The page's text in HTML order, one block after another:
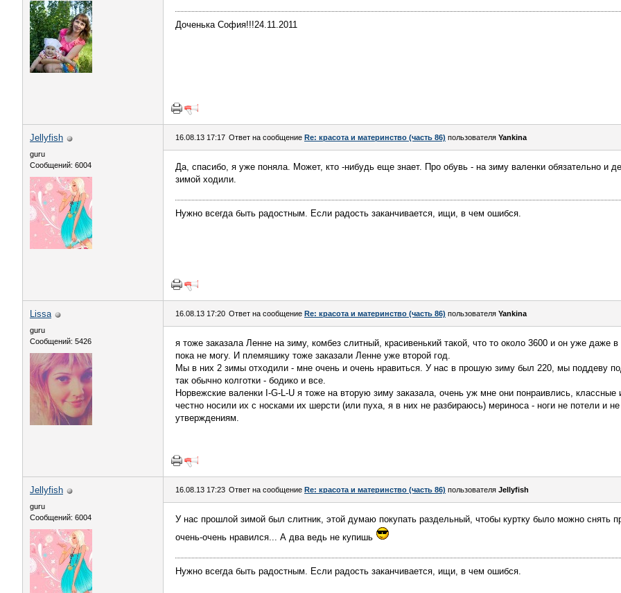
Доченька София!!!24.11.2011
Jellyfish
guru
Сообщений: 6004
16.08.13 17:17 Ответ на сообщение Re: красота и материнство (часть 86) пользователя Yankina
Да, спасибо, я уже поняла. Может, кто -нибудь еще знает. Про обувь - на зиму валенки обязательно и
зимой ходили.
Нужно всегда быть радостным. Если радость заканчивается, ищи, в чем ошибся.
Lissa
guru
Сообщений: 5426
16.08.13 17:20 Ответ на сообщение Re: красота и материнство (часть 86) пользователя Yankina
я тоже заказала Ленне на зиму, комбез слитный, красивенький такой, что то около 3600 и он уже даже
пока не могу. И племяшику тоже заказали Ленне уже второй год.
Мы в них 2 зимы отходили - мне очень и очень нравиться. У нас в прошую зиму был 220, мы поддеву
так обычно колготки - бодико и все.
Норвежские валенки I-G-L-U я тоже на вторую зиму заказала, очень уж мне они понраивлись,
честно носили их с носками их шерсти (или пуха, я в них не разбираюсь) мериноса - ноги не потели и
утверждениям.
Jellyfish
guru
Сообщений: 6004
16.08.13 17:23 Ответ на сообщение Re: красота и материнство (часть 86) пользователя Jellyfish
У нас прошлой зимой был слитник, этой думаю покупать раздельный, чтобы куртку было можно снять
очень-очень нравился... А два ведь не купишь
Нужно всегда быть радостным. Если радость заканчивается, ищи, в чем ошибся.